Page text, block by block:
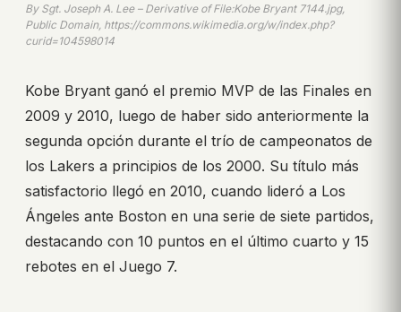
By Sgt. Joseph A. Lee – Derivative of File:Kobe Bryant 7144.jpg,
Public Domain, https://commons.wikimedia.org/w/index.php?
curid=104598014
Kobe Bryant ganó el premio MVP de las Finales en
2009 y 2010, luego de haber sido anteriormente la
segunda opción durante el trío de campeonatos de
los Lakers a principios de los 2000. Su título más
satisfactorio llegó en 2010, cuando lideró a Los
Ángeles ante Boston en una serie de siete partidos,
destacando con 10 puntos en el último cuarto y 15
rebotes en el Juego 7.